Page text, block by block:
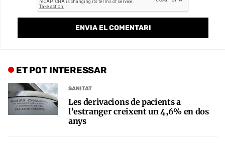
ET POT INTERESSAR
SANITAT
Les derivacions de pacients a
l’estranger creixent un 4,6% en dos
anys